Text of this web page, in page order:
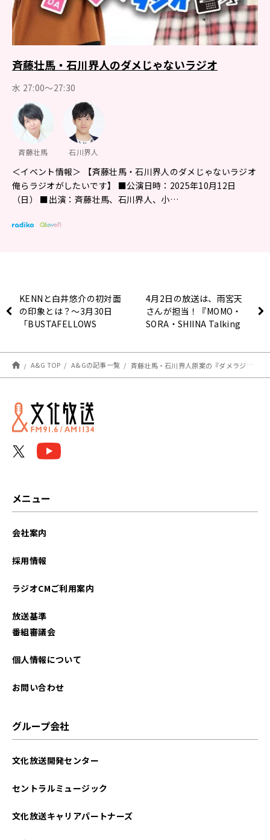
斉藤壮馬・石川界人のダメじゃないラジオ
水 27:00～27:30
斉藤壮馬 石川界人
＜イベント情報＞ 【斉藤壮馬・石川界人のダメじゃないラジオ
俺らラジオがしたいです】 ■公演日時：2025年10月12日
（日） ■出演：斉藤壮馬、石川界人、小…
KENNと白井悠介の初対面
の印象とは？～3月30日
「BUSTAFELLOWS
4月2日の放送は、雨宮天
さんが担当！『MOMO・
SORA・SHIINA Talking
A&G TOP A&Gの記事一覧 斉藤壮馬・石川界人原案の『ダメラジ』プロデュース ドラマCDが発売決定！
メニュー
会社案内
採用情報
ラジオCMご利用案内
放送基準
番組審議会
個人情報について
お問い合わせ
グループ会社
文化放送開発センター
セントラルミュージック
文化放送キャリアパートナーズ